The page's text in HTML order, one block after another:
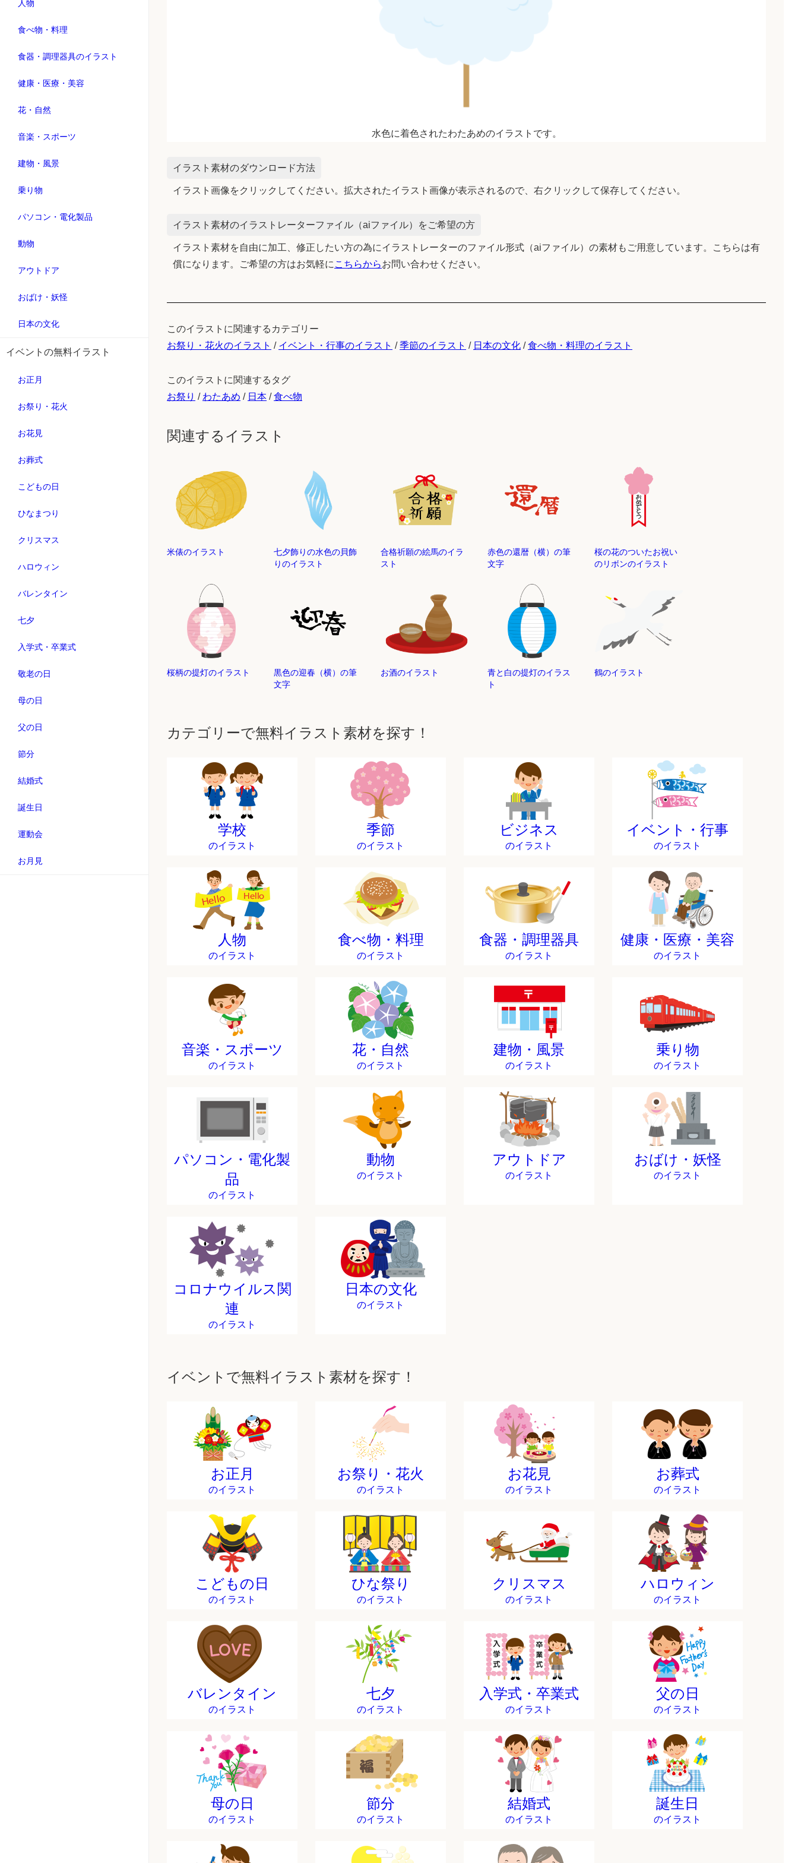
人物
食べ物・料理
食器・調理器具のイラスト
健康・医療・美容
花・自然
音楽・スポーツ
建物・風景
乗り物
パソコン・電化製品
動物
アウトドア
おばけ・妖怪
日本の文化
イベントの無料イラスト
お正月
お祭り・花火
お花見
お葬式
こどもの日
ひなまつり
クリスマス
ハロウィン
バレンタイン
七夕
入学式・卒業式
敬老の日
母の日
父の日
節分
結婚式
誕生日
運動会
お月見
水色に着色されたわたあめのイラストです。
イラスト素材のダウンロード方法
イラスト画像をクリックしてください。拡大されたイラスト画像が表示されるので、右クリックして保存してください。
イラスト素材のイラストレーターファイル（aiファイル）をご希望の方
イラスト素材を自由に加工、修正したい方の為にイラストレーターのファイル形式（aiファイル）の素材もご用意しています。こちらは有
償になります。ご希望の方はお気軽に こちらからお問い合わせください。
このイラストに関連するカテゴリー
お祭り・花火のイラスト / イベント・行事のイラスト /季節のイラスト / 日本の文化 /食べ物・料理のイラスト
このイラストに関連するタグ
お祭り / わたあめ / 日本 /食べ物
関連するイラスト
米俵のイラスト
七夕飾りの水色の貝飾
りのイラスト
合格祈願の絵馬のイラ
スト
赤色の還暦（横）の筆
文字
桜の花のついたお祝い
のリボンのイラスト
桜柄の提灯のイラスト
黒色の迎春（横）の筆
文字
お酒のイラスト
青と白の提灯のイラス
ト
鶴のイラスト
カテゴリーで無料イラスト素材を探す！
学校
のイラスト
季節
のイラスト
ビジネス
のイラスト
イベント・行事
のイラスト
人物
のイラスト
食べ物・料理
のイラスト
食器・調理器具
のイラスト
健康・医療・美容
のイラスト
音楽・スポーツ
のイラスト
花・自然
のイラスト
建物・風景
のイラスト
乗り物
のイラスト
パソコン・電化製
品
のイラスト
動物
のイラスト
アウトドア
のイラスト
おばけ・妖怪
のイラスト
コロナウイルス関
連
のイラスト
日本の文化
のイラスト
イベントで無料イラスト素材を探す！
お正月
のイラスト
お祭り・花火
のイラスト
お花見
のイラスト
お葬式
のイラスト
こどもの日
のイラスト
ひな祭り
のイラスト
クリスマス
のイラスト
ハロウィン
のイラスト
バレンタイン
のイラスト
七夕
のイラスト
入学式・卒業式
のイラスト
父の日
のイラスト
母の日
のイラスト
節分
のイラスト
結婚式
のイラスト
誕生日
のイラスト